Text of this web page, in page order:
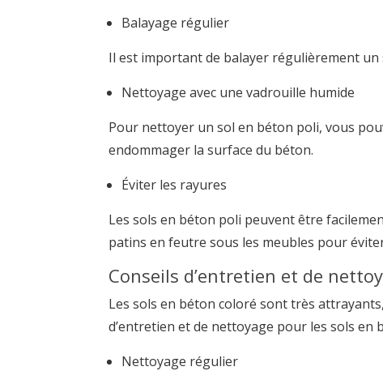
Balayage régulier
Il est important de balayer régulièrement
Nettoyage avec une vadrouille humide
Pour nettoyer un sol en béton poli, vous
endommager la surface du béton.
Éviter les rayures
Les sols en béton poli peuvent être
patins en feutre sous les meubles pour
Conseils d’entretien et de
Les sols en béton coloré sont très
d’entretien et de nettoyage pour les sols en
Nettoyage régulier